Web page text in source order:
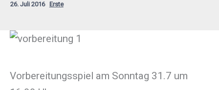
26. Juli 2016 Erste
Vorbereitungsspiel am Sonntag 31.7 um